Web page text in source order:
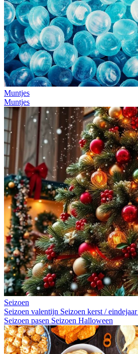
Muntjes
Muntjes
Seizoen
Seizoen valentijn Seizoen kerst / eindejaar
Seizoen pasen Seizoen Halloween